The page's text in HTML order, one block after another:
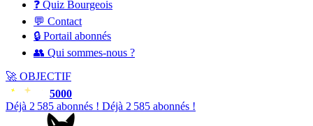
❓ Quiz Bourgeois
💬 Contact
🔒 Portail abonnés
👥 Qui sommes-nous ?
🚀 OBJECTIF
5000
Déjà 2 587 abonnés ! Déjà 2 587 abonnés !